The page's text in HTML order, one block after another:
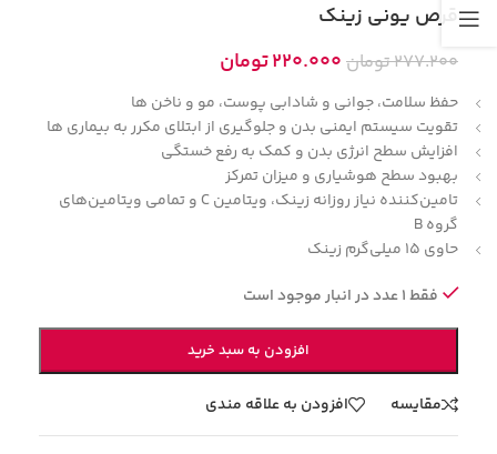
قرص یونی زینک
277.200تومان 220.000تومان
حفظ سلامت، جوانی و شادابی پوست، مو و ناخن ها
تقویت سیستم ایمنی بدن و جلوگیری از ابتلای مکرر به بیماری ها
افزایش سطح انرژی بدن و کمک به رفع خستگی
بهبود سطح هوشیاری و میزان تمرکز
تامین‌کننده نیاز روزانه زینک، ویتامینCو تمامی ویتامین‌های
گروهB
حاوی 15 میلی‌گرم زینک
فقط 1 عدد در انبار موجود است
افزودن به سبد خرید
مقایسه افزودن به علاقه مندی